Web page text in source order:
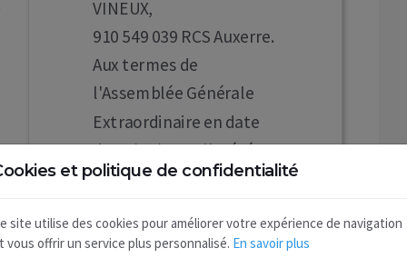
VINEUX,
910 549 039 RCS Auxerre.
Aux termes de
l'Assemblée Générale
Extraordinaire en date
du 10/06/2026, il a été
pris acte de nommer en
président, à compter du
et politique de confidentialité
site utilise des cookies pour améliorer votre expérience de navigation
vous offrir un service plus personnalisé. En savoir plus